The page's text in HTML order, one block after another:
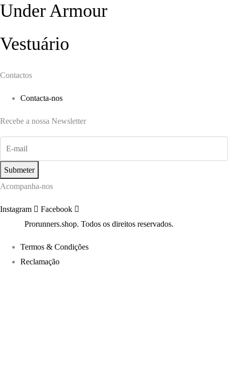
Under Armour
Vestuário
Contactos
Contacta-nos
Recebe a nossa Newsletter
Submeter
Acompanha-nos
Instagram
Facebook
Prorunners.shop. Todos os direitos reservados.
Termos & Condições
Reclamação